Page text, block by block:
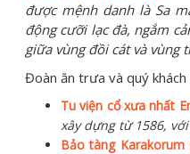
được mệnh danh là Sa
động cưỡi lạc đà, ngắm
giữa vùng đồi cát và vùng
Đoàn ăn trưa và quý
Tu viện cổ xưa nhất
xây dựng từ 1586,
Bảo tàng